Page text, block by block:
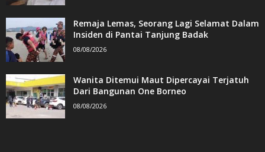
Remaja Lemas, Seorang Lagi Selamat Dalam
Insiden di Pantai Tanjung Badak
08/08/2026
Wanita Ditemui Maut Dipercayai Terjatuh
Dari Bangunan One Borneo
08/08/2026